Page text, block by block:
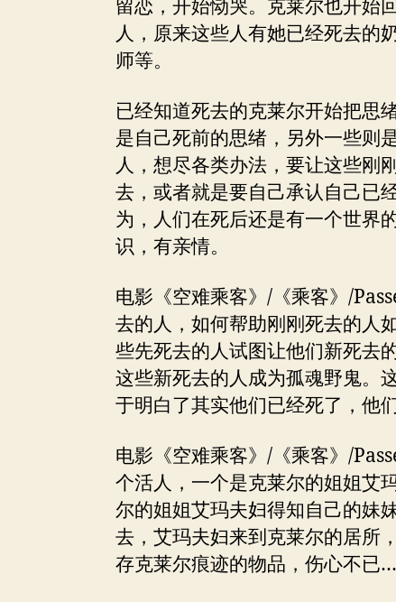
留恋，开始恸哭。克莱尔也开始
人，原来这些人有她已经死去的
师等。
已经知道死去的克莱尔开始把思
是自己死前的思绪，另外一些则
人，想尽各类办法，要让这些刚
去，或者就是要自己承认自己已
为，人们在死后还是有一个世界
识，有亲情。
电影《空难乘客》/《乘客》/
去的人，如何帮助刚刚死去的人
些先死去的人试图让他们新死去
这些新死去的人成为孤魂野鬼。
于明白了其实他们已经死了，他
电影《空难乘客》/《乘客》/
个活人，一个是克莱尔的姐姐艾
尔的姐姐艾玛夫妇得知自己的妹
去，艾玛夫妇来到克莱尔的居所
存克莱尔痕迹的物品，伤心不已